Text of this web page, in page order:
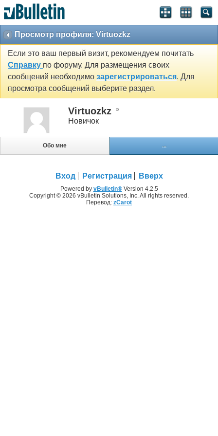
Просмотр профиля: Virtuozkz
Если это ваш первый визит, рекомендуем почитать
Справку по форуму. Для размещения своих
сообщений необходимо зарегистрироваться. Для
просмотра сообщений выберите раздел.
Virtuozkz
Новичок
Обо мне ...
Вход Регистрация Вверх
Powered by vBulletin®Version 4.2.5
Copyright © 2026 vBulletin Solutions, Inc. All rights reserved.
Перевод: zCarot